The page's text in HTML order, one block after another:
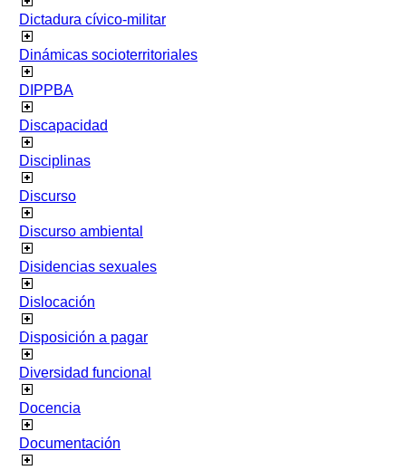
Dictadura cívico-militar
Dinámicas socioterritoriales
DIPPBA
Discapacidad
Disciplinas
Discurso
Discurso ambiental
Disidencias sexuales
Dislocación
Disposición a pagar
Diversidad funcional
Docencia
Documentación